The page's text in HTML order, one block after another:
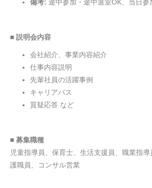
備考: 途中参加・途中退室OK、当日参
■ 説明会内容
会社紹介、事業内容紹介
仕事内容説明
先輩社員の活躍事例
キャリアパス
質疑応答 など
■ 募集職種
児童指導員、保育士、生活支援員、職業指
護職員、コンサル営業